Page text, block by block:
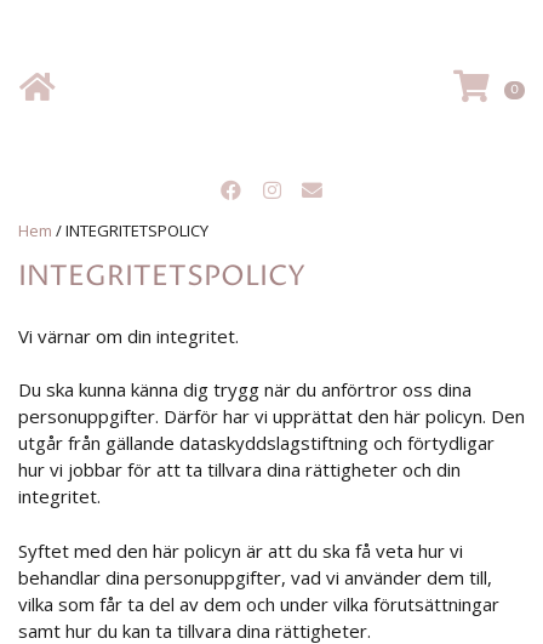
0
Hem /INTEGRITETSPOLICY
INTEGRITETSPOLICY
Vi värnar om din integritet.
Du ska kunna känna dig trygg när du anförtror oss dina
personuppgifter. Därför har vi upprättat den här policyn. Den
utgår från gällande dataskyddslagstiftning och förtydligar
hur vi jobbar för att ta tillvara dina rättigheter och din
integritet.
Syftet med den här policyn är att du ska få veta hur vi
behandlar dina personuppgifter, vad vi använder dem till,
vilka som får ta del av dem och under vilka förutsättningar
samt hur du kan ta tillvara dina rättigheter.